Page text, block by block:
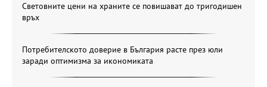
Световните цени на храните се повишават до тригодишен
връх
Потребителското доверие в България расте през юли
заради оптимизма за икономиката